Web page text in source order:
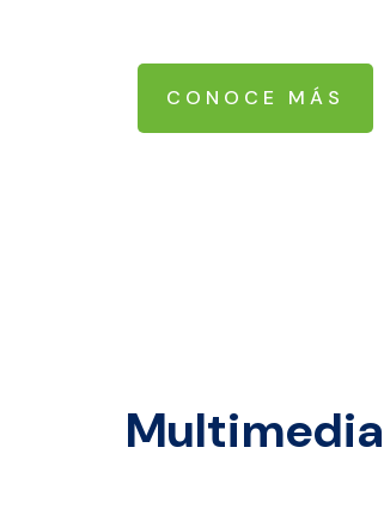
CONOCE MÁS
Multimedia